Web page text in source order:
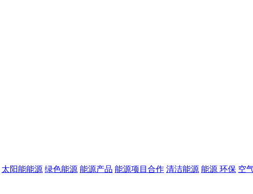
太阳能能源 绿色能源 能源产品 能源项目合作 清洁能源 能源 环保 空